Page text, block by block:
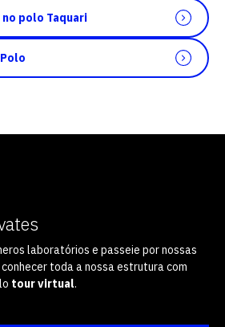
polo Taquari
laboratórios e passeie por nossas
toda a nossa estrutura com
tour virtual.